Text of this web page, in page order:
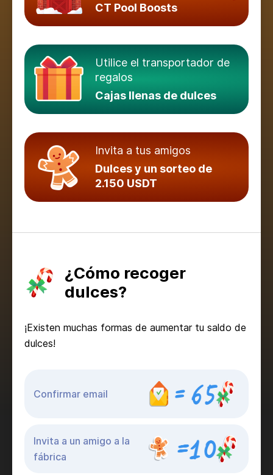
CT Pool Boosts
Utilice el transportador de
regalos
Cajas llenas de dulces
Invita a tus amigos
Dulces y un sorteo de
2.150 USDT
¿Cómo recoger
dulces?
¡Existen muchas formas de aumentar tu saldo de
dulces!
Confirmar email
Invita a un amigo a la
fábrica